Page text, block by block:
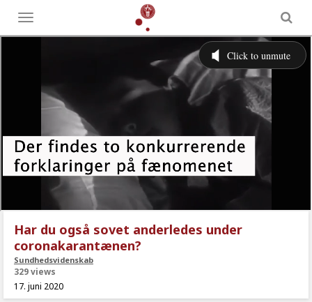
Toggle
menu
Har du også sovet anderledes under
coronakarantænen?
Sundhedsvidenskab
329 views
17. juni 2020